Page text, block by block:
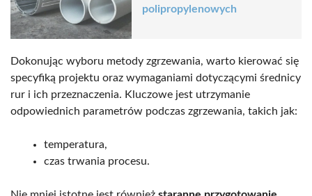
polipropylenowych
Dokonując wyboru metody zgrzewania, warto kierować się
specyfiką projektu oraz wymaganiami dotyczącymi średnicy
rur i ich przeznaczenia. Kluczowe jest utrzymanie
odpowiednich parametrów podczas zgrzewania, takich jak:
temperatura,
czas trwania procesu.